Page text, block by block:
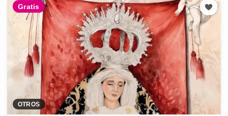
Gratis
OTROS